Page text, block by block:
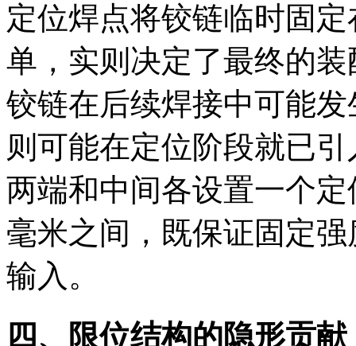
定位焊点将铰链临时固
单，实则决定了最终的
铰链在后续焊接中可能
则可能在定位阶段就已
两端和中间各设置一个
毫米之间，既保证固定
输入。
四、限位结构的隐形贡